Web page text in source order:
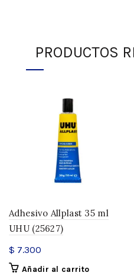
PRODUCTOS
Adhesivo Allplast 35 ml
UHU (25627)
$ 7.300
Añadir al carrito